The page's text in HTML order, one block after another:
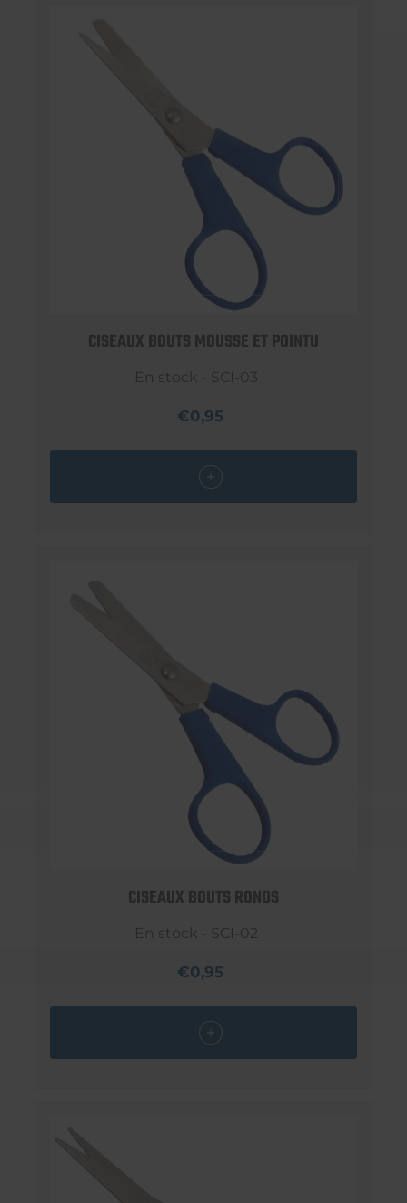
CISEAUX BOUTS MOUSSE ET POINTU
En stock - SCI-03
€0,95
CISEAUX BOUTS RONDS
En stock - SCI-02
€0,95